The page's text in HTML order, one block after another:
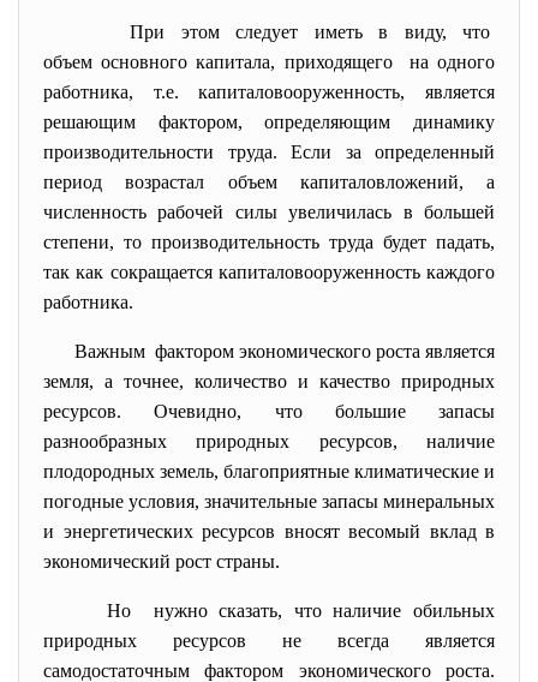
При этом следует иметь в виду, что
объем основного капитала, приходящего на одного
работника, т.е. капиталовооруженность, является
решающим фактором, определяющим динамику
производительности труда. Если за определенный
период возрастал объем капиталовложений, а
численность рабочей силы увеличилась в большей
степени, то производительность труда будет падать,
так как сокращается капиталовооруженность каждого
работника.
Важным фактором экономического роста является
земля, а точнее, количество и качество природных
ресурсов. Очевидно, что большие запасы
разнообразных природных ресурсов, наличие
плодородных земель, благоприятные климатические и
погодные условия, значительные запасы минеральных
и энергетических ресурсов вносят весомый вклад в
экономический рост страны.
Но нужно сказать, что наличие обильных
природных ресурсов не всегда является
самодостаточным фактором экономического роста.